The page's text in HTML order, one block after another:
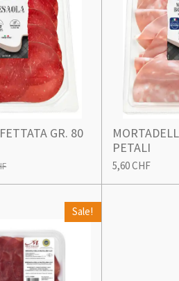
GR. 80
PETALI
5,60 CHF
Sale!